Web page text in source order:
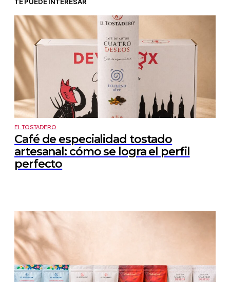
EL TOSTADERO
Café de especialidad tostado
artesanal: cómo se logra el perfil
perfecto